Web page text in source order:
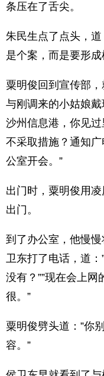
条压在了舌尖。
朱民生点了点头，
是个案，而是要形成
粟明俊回到宣传部
与刚调来的小姑娘
沙州信息港，你见
不采取措施？通知
公室开会。”
出门时，粟明俊用
出门。
到了办公室，他慢
卫东打了电话，道
没有？””现在会上
很。”
粟明俊劈头道：”你
容。”